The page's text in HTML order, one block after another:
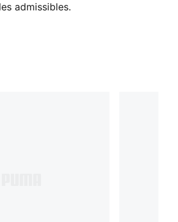
admissibles.